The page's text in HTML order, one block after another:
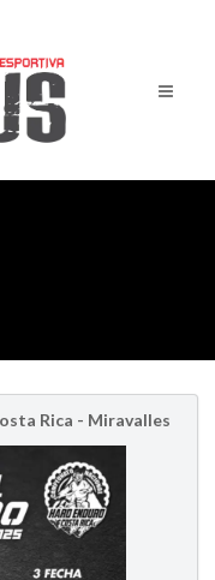
Rica - Miravalles